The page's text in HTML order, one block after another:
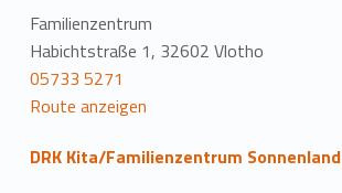
Familienzentrum
Habichtstraße 1, 32602 Vlotho
05733 5271
Route anzeigen
DRK Kita/Familienzentrum Sonnenland